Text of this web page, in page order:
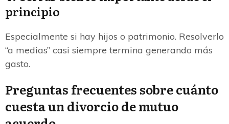
principio
Especialmente si hay hijos o patrimonio. Resolverlo
“a medias” casi siempre termina generando más
gasto.
Preguntas frecuentes sobre cuánto
cuesta un divorcio de mutuo